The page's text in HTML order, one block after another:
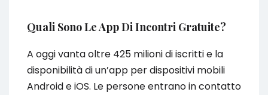
Quali Sono Le App Di Incontri Gratuite?
A oggi vanta oltre 425 milioni di iscritti e la
disponibilità di un’app per dispositivi mobili
Android e iOS. Le persone entrano in contatto